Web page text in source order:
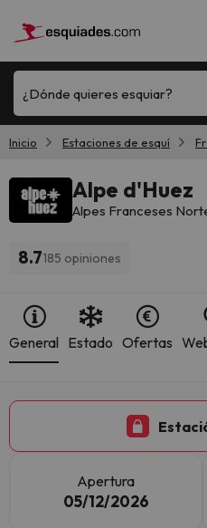
¿Dónde quieres esquiar?
Inicio Estaciones de esquí
Alpe d'Huez
Alpes Franceses
8.7185 opiniones
General Estado Ofertas
Apertura
05/12/2026